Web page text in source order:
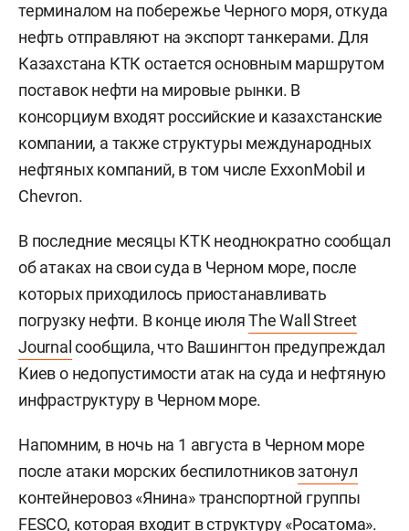
терминалом на побережье Черного моря, откуда
нефть отправляют на экспорт танкерами. Для
Казахстана КТК остается основным маршрутом
поставок нефти на мировые рынки. В
консорциум входят российские и казахстанские
компании, а также структуры международных
нефтяных компаний, в том числе ExxonMobil и
Chevron.
В последние месяцы КТК неоднократно сообщал
об атаках на свои суда в Черном море, после
которых приходилось приостанавливать
погрузку нефти. В конце июляThe Wall Street
Journal сообщила, что Вашингтон предупреждал
Киев о недопустимости атак на суда и нефтяную
инфраструктуру в Черном море.
Напомним, в ночь на 1 августа в Черном море
после атаки морских беспилотниковзатонул
контейнеровоз «Янина» транспортной группы
FESCO, которая входит в структуру «Росатома».